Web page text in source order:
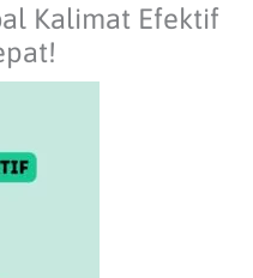
Kalimat Efektif